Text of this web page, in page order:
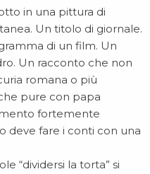
in una pittura di
Un titolo di giornale.
di un film. Un
Un racconto che non
romana o più
pure con papa
fortemente
deve fare i conti con una
“dividersi la torta” si